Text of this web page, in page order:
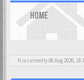
HOME
It is currently 08 Aug 2026,